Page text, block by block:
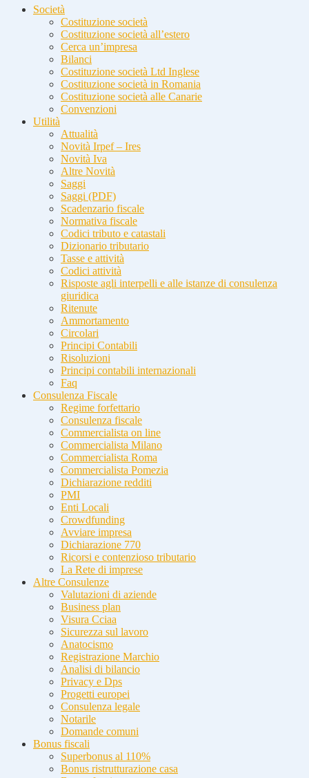
Società
Costituzione società
Costituzione società all’estero
Cerca un’impresa
Bilanci
Costituzione società Ltd Inglese
Costituzione società in Romania
Costituzione società alle Canarie
Convenzioni
Utilità
Attualità
Novità Irpef – Ires
Novità Iva
Altre Novità
Saggi
Saggi (PDF)
Scadenzario fiscale
Normativa fiscale
Codici tributo e catastali
Dizionario tributario
Tasse e attività
Codici attività
Risposte agli interpelli e alle istanze di consulenza
giuridica
Ritenute
Ammortamento
Circolari
Principi Contabili
Risoluzioni
Principi contabili internazionali
Faq
Consulenza Fiscale
Regime forfettario
Consulenza fiscale
Commercialista on line
Commercialista Milano
Commercialista Roma
Commercialista Pomezia
Dichiarazione redditi
PMI
Enti Locali
Crowdfunding
Avviare impresa
Dichiarazione 770
Ricorsi e contenzioso tributario
La Rete di imprese
Altre Consulenze
Valutazioni di aziende
Business plan
Visura Cciaa
Sicurezza sul lavoro
Anatocismo
Registrazione Marchio
Analisi di bilancio
Privacy e Dps
Progetti europei
Consulenza legale
Notarile
Domande comuni
Bonus fiscali
Superbonus al 110%
Bonus ristrutturazione casa